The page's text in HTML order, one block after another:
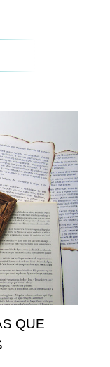
QUE